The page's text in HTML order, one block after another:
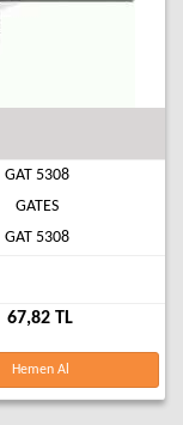
GAT 5308
GATES
GAT 5308
67,82 TL
Hemen Al